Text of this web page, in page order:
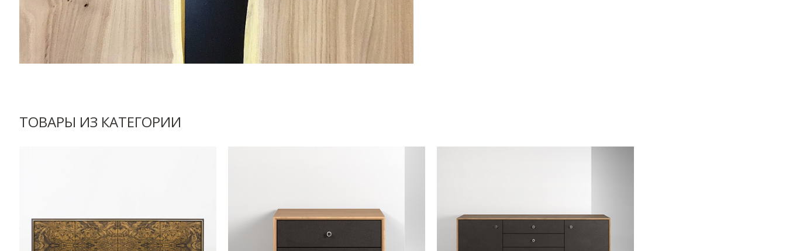
ТОВАРЫ ИЗ КАТЕГОРИИ